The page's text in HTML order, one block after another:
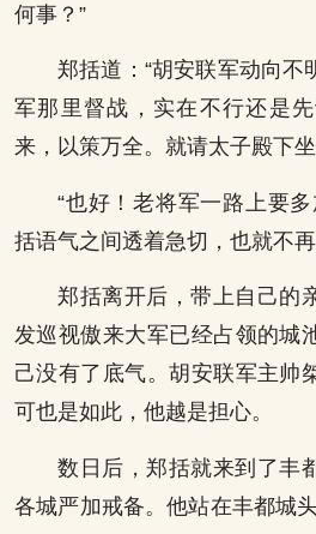
何事？”
郑括道：“胡安联军动向不
军那里督战，实在不行还是
来，以策万全。就请太子殿下
“也好！老将军一路上要
括语气之间透着急切，也就不再
郑括离开后，带上自己的
发巡视傲来大军已经占领的城
己没有了底气。胡安联军主帅
可也是如此，他越是担心。
数日后，郑括就来到了丰
各城严加戒备。他站在丰都城